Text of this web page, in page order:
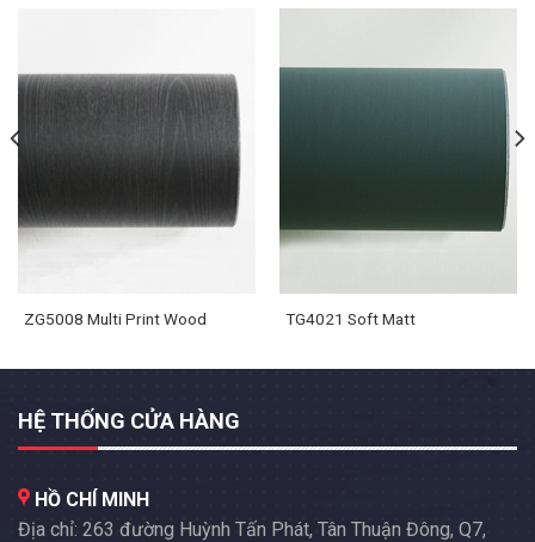
ZG5008 Multi Print Wood TG4021 Soft Matt
HỆ THỐNG CỬA HÀNG
HỒ CHÍ MINH
Địa chỉ: 263 đường Huỳnh Tấn Phát, Tân Thuận Đông, Q7,